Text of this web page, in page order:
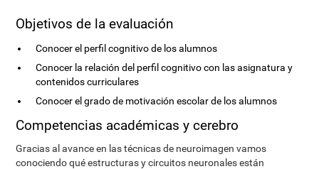
Objetivos de la evaluación
Conocer el perfil cognitivo de los alumnos
Conocer la relación del perfil cognitivo con las asignatura y
contenidos curriculares
Conocer el grado de motivación escolar de los alumnos
Competencias académicas y cerebro
Gracias al avance en las técnicas de neuroimagen vamos
conociendo qué estructuras y circuitos neuronales están